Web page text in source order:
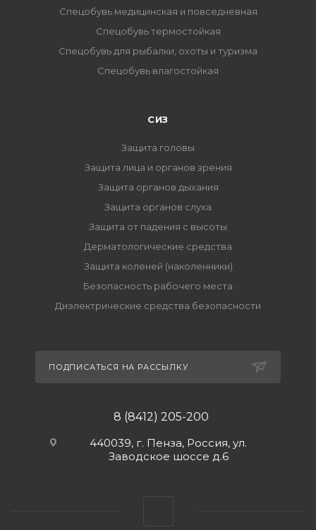
Спецобувь медицинская и повседневная
Спецобувь термостойкая
Спецобувь для рыбалки, охоты и туризма
Спецобувь влагостойкая
СИЗ
Защита головы
Защита лица и органов зрения
Защита органов дыхания
Защита органов слуха
Защита от падения с высоты
Дерматологические средства
Защита коленей (наколенники)
Безопасность рабочего места
Диэлектрические средства безопасности
ПОДПИСАТЬСЯ НА РАССЫЛКУ
8 (8412) 205-200
440039, г. Пенза, Россия, ул.
Заводское шоссе д.6